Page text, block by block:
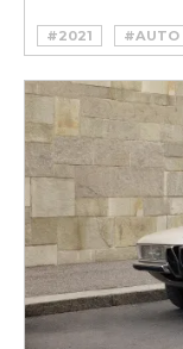
#2021 #AUTO
#CONCORSO
#CONCORSO
#VILLA D'ESTE